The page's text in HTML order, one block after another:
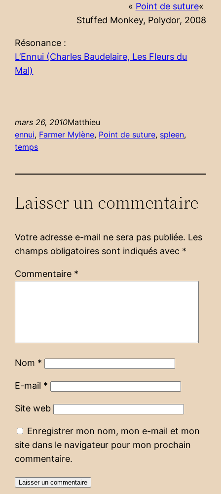
« Point de suture«
Stuffed Monkey, Polydor, 2008
Résonance :
L’Ennui (Charles Baudelaire, Les Fleurs du
Mal)
mars 26, 2010Matthieu
ennui, Farmer Mylène, Point de suture, spleen
temps
Laisser un commentaire
Votre adresse e-mail ne sera pas publiée. Les
champs obligatoires sont indiqués avec *
Commentaire *
Nom *
E-mail *
Site web
Enregistrer mon nom, mon e-mail et mon
site dans le navigateur pour mon prochain
commentaire.